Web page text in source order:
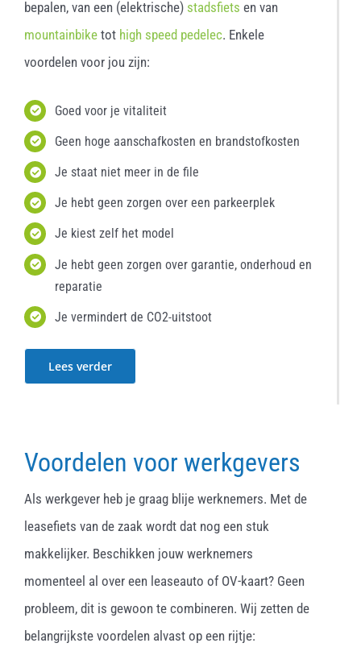
bepalen, van een (elektrische) stadsfiets en van
mountainbiketot high speed pedelec. Enkele
voordelen voor jou zijn:
Goed voor je vitaliteit
Geen hoge aanschafkosten en brandstofkosten
Je staat niet meer in de file
Je hebt geen zorgen over een parkeerplek
Je kiest zelf het model
Je hebt geen zorgen over garantie, onderhoud en
reparatie
Je vermindert de CO2-uitstoot
Lees verder
Voordelen voor werkgevers
Als werkgever heb je graag blije werknemers. Met de
leasefiets van de zaak wordt dat nog een stuk
makkelijker. Beschikken jouw werknemers
momenteel al over een leaseauto of OV-kaart? Geen
probleem, dit is gewoon te combineren. Wij zetten de
belangrijkste voordelen alvast op een rijtje: